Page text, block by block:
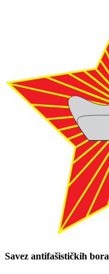
Savez antifašističkih